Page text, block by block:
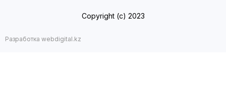
Copyright (с) 2023
Разработка webdigital.kz